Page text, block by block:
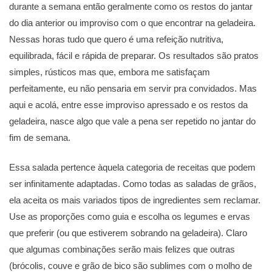
durante a semana então geralmente como os restos do jantar
do dia anterior ou improviso com o que encontrar na geladeira.
Nessas horas tudo que quero é uma refeição nutritiva,
equilibrada, fácil e rápida de preparar. Os resultados são pratos
simples, rústicos mas que, embora me satisfaçam
perfeitamente, eu não pensaria em servir pra convidados. Mas
aqui e acolá, entre esse improviso apressado e os restos da
geladeira, nasce algo que vale a pena ser repetido no jantar do
fim de semana.
Essa salada pertence àquela categoria de receitas que podem
ser infinitamente adaptadas. Como todas as saladas de grãos,
ela aceita os mais variados tipos de ingredientes sem reclamar.
Use as proporções como guia e escolha os legumes e ervas
que preferir (ou que estiverem sobrando na geladeira). Claro
que algumas combinações serão mais felizes que outras
(brócolis, couve e grão de bico são sublimes com o molho de